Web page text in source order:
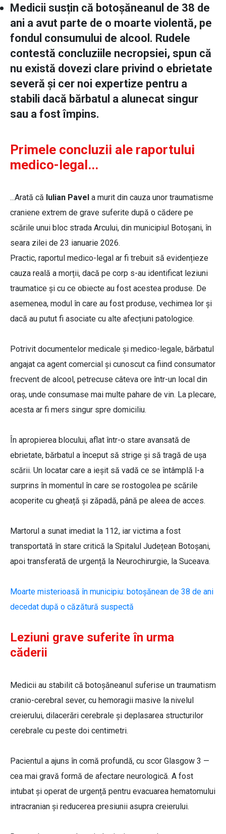
Medicii susțin că botoșăneanul de 38 de
ani a avut parte de o moarte violentă, pe
fondul consumului de alcool. Rudele
contestă concluziile necropsiei, spun că
nu există dovezi clare privind o ebrietate
severă și cer noi expertize pentru a
stabili dacă bărbatul a alunecat singur
sau a fost împins.
Primele concluzii ale raportului
medico-legal...
...Arată că Iulian Pavel a murit din cauza unor traumatisme
craniene extrem de grave suferite după o cădere pe
scările unui bloc strada Arcului, din municipiul Botoșani, în
seara zilei de 23 ianuarie 2026.
Practic, raportul medico-legal ar fi trebuit să evidențieze
cauza reală a morții, dacă pe corp s-au identificat leziuni
traumatice și cu ce obiecte au fost acestea produse. De
asemenea, modul în care au fost produse, vechimea lor și
dacă au putut fi asociate cu alte afecțiuni patologice.
Potrivit documentelor medicale și medico-legale, bărbatul
angajat ca agent comercial și cunoscut ca fiind consumator
frecvent de alcool, petrecuse câteva ore într-un local din
oraș, unde consumase mai multe pahare de vin. La plecare,
acesta ar fi mers singur spre domiciliu.
În apropierea blocului, aflat într-o stare avansată de
ebrietate, bărbatul a început să strige și să tragă de ușa
scării. Un locatar care a ieșit să vadă ce se întâmplă l-a
surprins în momentul în care se rostogolea pe scările
acoperite cu gheață și zăpadă, până pe aleea de acces.
Martorul a sunat imediat la 112, iar victima a fost
transportată în stare critică la Spitalul Județean Botoșani,
apoi transferată de urgență la Neurochirurgie, la Suceava.
Moarte misterioasă în municipiu: botoșănean de 38 de ani
decedat după o căzătură suspectă
Leziuni grave suferite în urma
căderii
Medicii au stabilit că botoșăneanul suferise un traumatism
cranio-cerebral sever, cu hemoragii masive la nivelul
creierului, dilacerări cerebrale și deplasarea structurilor
cerebrale cu peste doi centimetri.
Pacientul a ajuns în comă profundă, cu scor Glasgow 3 —
cea mai gravă formă de afectare neurologică. A fost
intubat și operat de urgență pentru evacuarea hematomului
intracranian și reducerea presiunii asupra creierului.